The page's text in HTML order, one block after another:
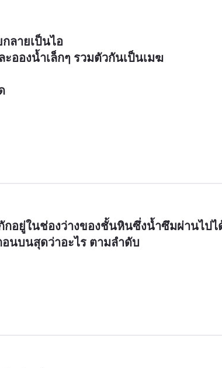
ลายเป็นไอ
อองน้ำเล็กๆ รวมตัวกันเป็นเมฆ
อยู่ในช่องว่างของชั้นหินซึ่งน้ำซึมผ่านไปไ
อนบนสุดว่าอะไร ตามลำดับ